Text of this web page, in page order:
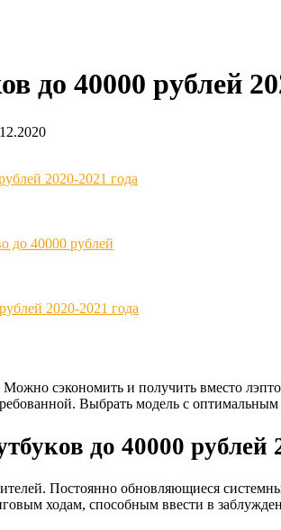
до 40000 рублей
2020-2021 года
до 40000 рублей
2020-2021 года
Можно сэкономить и получить вместо
Выбрать модель с
до 40000 рублей
Постоянно обновляющиеся
ходам, способным ввести в